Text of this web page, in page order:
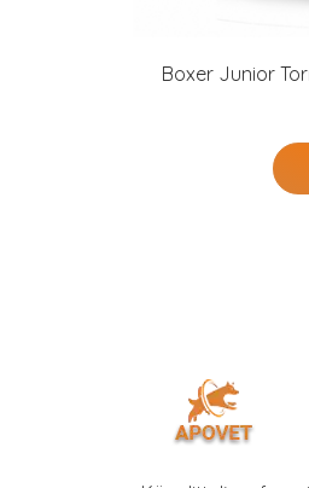
Boxer Junior